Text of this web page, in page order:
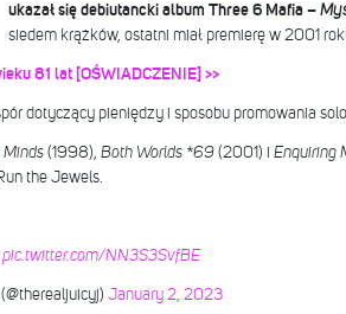
ukazał się debiutancki album Three 6 Mafia –
siedem krążków, ostatni miał premierę w 2001
81 lat [OŚWIADCZENIE] >>
dotyczący pieniędzy i sposobu promowania
(1998), Both Worlds *69(2001) i Enquiring
the Jewels.
pic.twitter.com/NN3S3SvfBE
January 2, 2023